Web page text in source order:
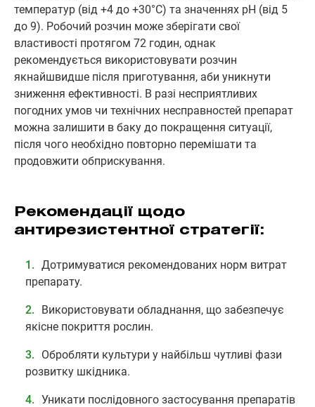
температур (від +4 до +30°C) та значеннях pH (від 5
до 9). Робочий розчин може зберігати свої
властивості протягом 72 годин, однак
рекомендується використовувати розчин
якнайшвидше після приготування, аби уникнути
зниження ефективності. В разі несприятливих
погодних умов чи технічних несправностей препарат
можна залишити в баку до покращення ситуації,
після чого необхідно повторно перемішати та
продовжити обприскування.
Рекомендації щодо
антирезистентної стратегії:
Дотримуватися рекомендованих норм витрат
препарату.
Використовувати обладнання, що забезпечує
якісне покриття рослин.
Обробляти культури у найбільш чутливі фази
розвитку шкідника.
Уникати послідовного застосування препаратів